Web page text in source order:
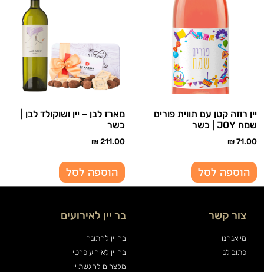
יין רוזה קטן עם תווית פורים
שמח JOY | כשר
₪71.00
הוספה לסל
מארז לבן – יין ושוקולד לבן |
כשר
₪211.00
הוספה לסל
צור קשר
מי אנחנו
כתוב לנו
בר יין לאירועים
בר יין לחתונה
בר יין לאירוע פרטי
מלצרים להגשת יין